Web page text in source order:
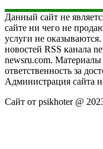
Данный сайт не
сайте ни чего не
услуги не
новостей RSS канала
newsru.com.
ответственность за
Администрация сайта
Сайт от psikhoter @